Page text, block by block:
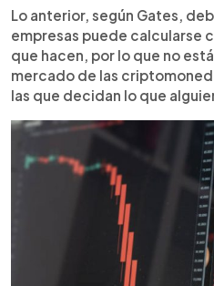
Lo anterior, según Gates,
empresas puede calcularse
que hacen, por lo que no
mercado de las
las que decidan lo que